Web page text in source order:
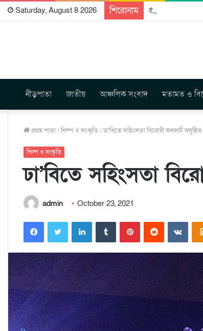
Saturday, August 8 2026 শিরোনাম প্রকাশিত হতে
নীড়পাতা জাতীয় আঞ্চলিক সংবাদ মতামত ও
প্রথম পাতা/শিল্প ও সংস্কৃতি/ঢা’বিতে সহিংসতা বিরোধী কনসার্ট অনুষ্ঠিত
শিল্প ও সংস্কৃতি
ঢা’বিতে সহিংসতা
admin October 23, 2021